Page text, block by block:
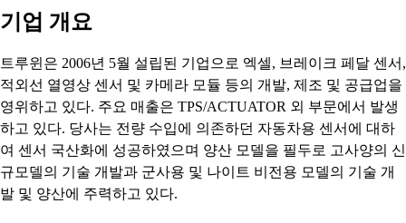
기업 개요
트루윈은 2006년 5월 설립된 기업으로 엑셀, 브레이크 페달 센서,
적외선 열영상 센서 및 카메라 모듈 등의 개발, 제조 및 공급업을
영위하고 있다. 주요 매출은 TPS/ACTUATOR 외 부문에서 발생
하고 있다. 당사는 전량 수입에 의존하던 자동차용 센서에 대하
여 센서 국산화에 성공하였으며 양산 모델을 필두로 고사양의 신
규모델의 기술 개발과 군사용 및 나이트 비전용 모델의 기술 개
발 및 양산에 주력하고 있다.